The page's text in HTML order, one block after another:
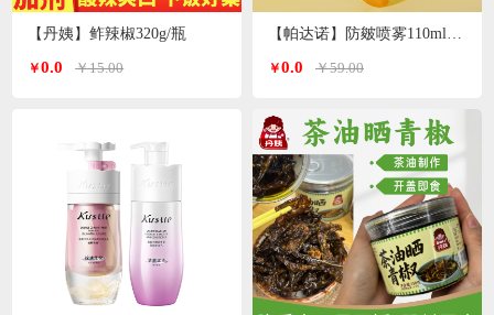
【丹姨】鲊辣椒320g/瓶
￥0.0 ￥15.00 ￥0.0 ￥59.00